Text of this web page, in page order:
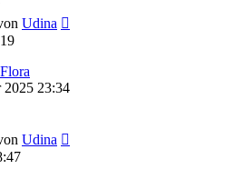
Udina
2025 23:34
Udina